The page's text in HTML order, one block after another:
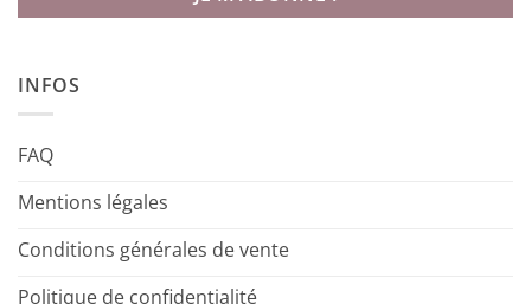
INFOS
FAQ
Mentions légales
Conditions générales de vente
Politique de confidentialité